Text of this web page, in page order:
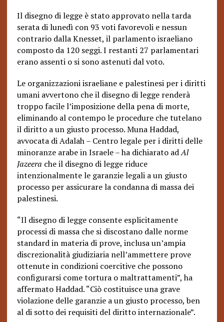
Il disegno di legge è stato approvato nella tarda
serata di lunedì con 93 voti favorevoli e nessun
contrario dalla Knesset, il parlamento israeliano
composto da 120 seggi. I restanti 27 parlamentari
erano assenti o si sono astenuti dal voto.
Le organizzazioni israeliane e palestinesi per i diritti
umani avvertono che il disegno di legge renderà
troppo facile l’imposizione della pena di morte,
eliminando al contempo le procedure che tutelano
il diritto a un giusto processo. Muna Haddad,
avvocata di Adalah – Centro legale per i diritti delle
minoranze arabe in Israele – ha dichiarato adAl
Jazeera che il disegno di legge riduce
intenzionalmente le garanzie legali a un giusto
processo per assicurare la condanna di massa dei
palestinesi.
“Il disegno di legge consente esplicitamente
processi di massa che si discostano dalle norme
standard in materia di prove, inclusa un’ampia
discrezionalità giudiziaria nell’ammettere prove
ottenute in condizioni coercitive che possono
configurarsi come tortura o maltrattamenti”, ha
affermato Haddad. “Ciò costituisce una grave
violazione delle garanzie a un giusto processo, ben
al di sotto dei requisiti del diritto internazionale”.